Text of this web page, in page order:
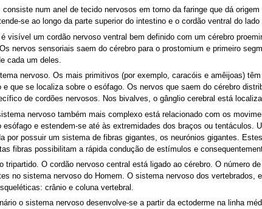
num anel de tecido nervosos em torno da faringe que dá
se ao longo da parte superior do intestino e o cordão ventral do lado
visível um cordão nervoso ventral bem definido com um cérebro
nervos sensoriais saem do cérebro para o prostomium e primeiro
cada um deles.
nervoso. Os mais primitivos (por exemplo, caracóis e amêijoas)
que se localiza sobre o esófago. Os nervos que saem do cérebro
de cordões nervosos. Nos bivalves, o gânglio cerebral está
nervoso também mais complexo está relacionado com os
e estendem-se até às extremidades dos braços ou tentáculos.
por possuir um sistema de fibras gigantes, os neurónios gigantes.
fibras possibilitam a rápida condução de estímulos e
tripartido. O cordão nervoso central está ligado ao cérebro. O número
no sistema nervoso do Homem. O sistema nervoso dos
crânio e coluna vertebral.
o sistema nervoso desenvolve-se a partir da ectoderme na linha